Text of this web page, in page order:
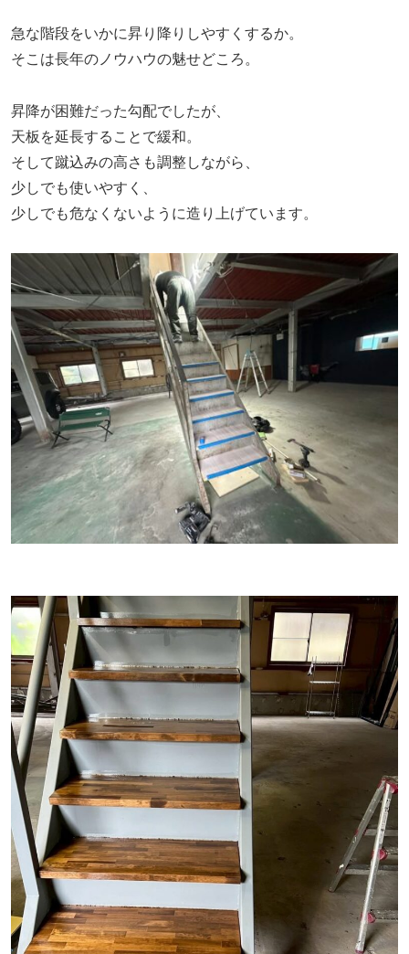
急な階段をいかに昇り降りしやすくするか。
そこは長年のノウハウの魅せどころ。
昇降が困難だった勾配でしたが、
天板を延長することで緩和。
そして蹴込みの高さも調整しながら、
少しでも使いやすく、
少しでも危なくないように造り上げています。